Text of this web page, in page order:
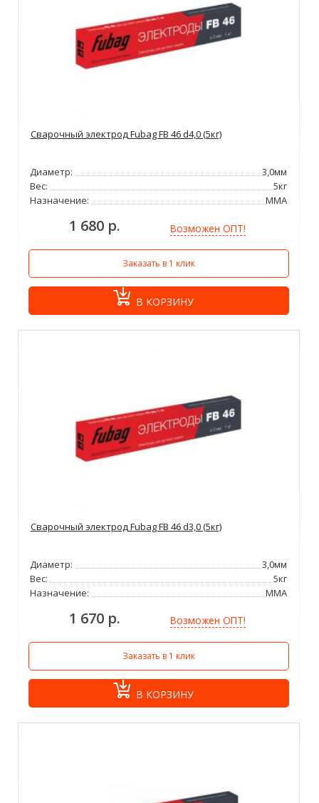
Сварочный электрод Fubag FB 46 d4,0 (5кг)
Диаметр:
3,0мм
Вес:
5кг
Назначение:
ММА
1 680 р. Возможен ОПТ!
Заказать в 1 клик
В КОРЗИНУ
Сварочный электрод Fubag FB 46 d3,0 (5кг)
Диаметр:
3,0мм
Вес:
5кг
Назначение:
ММА
1 670 р. Возможен ОПТ!
Заказать в 1 клик
В КОРЗИНУ